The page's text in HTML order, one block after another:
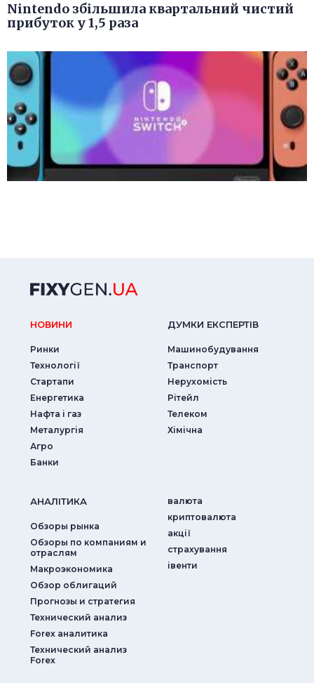
Nintendo збільшила квартальний чистий
прибуток у 1,5 раза
НОВИНИ
Ринки
Технології
Стартапи
Енергетика
Нафта і газ
Металургія
Агро
Банки
ДУМКИ ЕКСПЕРТIВ
Машинобудування
Транспорт
Нерухомість
Рітейл
Телеком
Хімічна
АНАЛIТИКА
Обзоры рынка
Обзоры по компаниям и
отраслям
Макроэкономика
Обзор облигаций
Прогнозы и стратегия
Технический анализ
Forex аналитика
Технический анализ
Forex
валюта
криптовалюта
акції
страхування
iвенти